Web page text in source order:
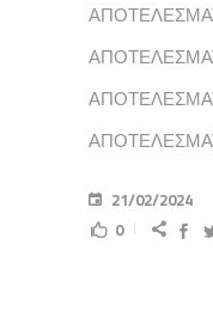
21/02/2024
0